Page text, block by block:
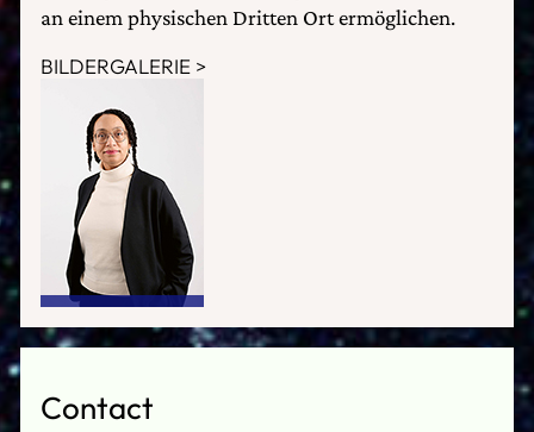
an einem physischen Dritten Ort ermöglichen.
BILDERGALERIE
Contact